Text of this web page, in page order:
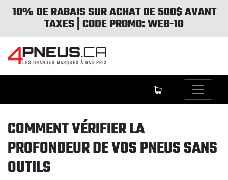
10% DE RABAIS SUR ACHAT DE 500$ AVANT
TAXES | CODE PROMO: WEB-10
COMMENT VÉRIFIER LA
PROFONDEUR DE VOS PNEUS SANS
OUTILS